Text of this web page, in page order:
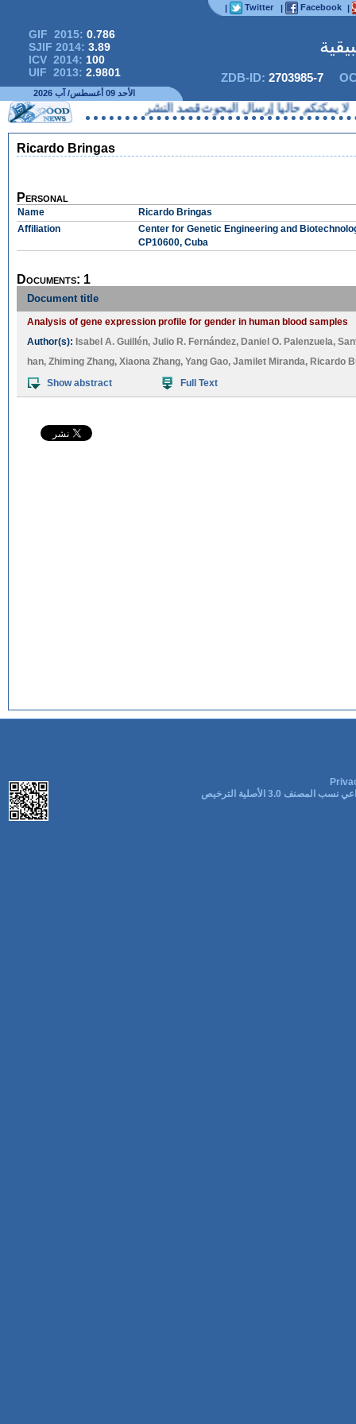
| Twitter | Facebook |
GIF 2015: 0.786
SJIF 2014: 3.89
ICV 2014: 100
UIF 2013: 2.9801 ZDB-ID: 2703985-7
الأحد 09 أغسطس/ آب 2026
حاليا إرسال البحوث قصد النشر
Ricardo Bringas
Personal
Name
Ricardo Bringas
Affiliation
Center for Genetic Engineering and
CP10600, Cuba
Documents: 1
Document title
Analysis of gene expression profile for gender in human blood samples
Author(s): Isabel A. Guillén, Julio R. Fernández, Daniel O. Palenzuela,
han, Zhiming Zhang, Xiaona Zhang, Yang Gao, Jamilet Miranda, Ricardo
Show abstract
Full Text
المصنف 3.0 الأصلية الترخيص